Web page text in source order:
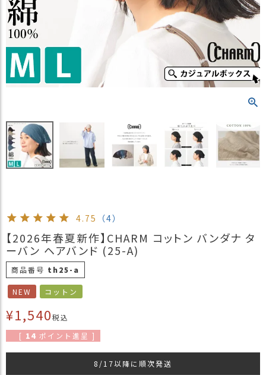
カ
テ
ゴ
リ
覧
買
い
物
か
商
品
ラ
ピ
ン
グ
お
客
4.75 （4）
【2026年春夏新作】CHARM コットン バンダナ タ
ーバン ヘアバンド (25-A)
商品番号 th25-a
NEW コットン
¥1,540税込
[ 14 ポイント進呈 ]
8/17以降に順次発送